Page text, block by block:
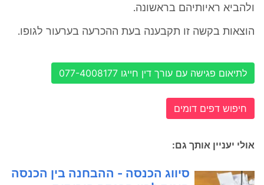
ולהביא ראיותיהם בראשונה.
הוצאות בקשה זו תקבענה בעת ההכרעה בערעור לגופו.
לתיאום פגישה עם עורך דין חייגו 077-4008177
חיפוש דפים דומים
אולי יעניין אותך גם:
סיווג הכנסה - ההבחנה בין הכנסה